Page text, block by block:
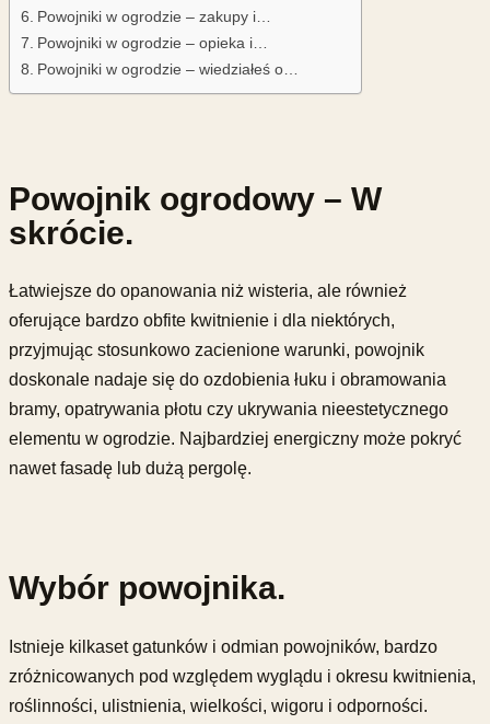
Powojniki w ogrodzie – zakupy i…
Powojniki w ogrodzie – opieka i…
Powojniki w ogrodzie – wiedziałeś o…
Powojnik ogrodowy – W
skrócie.
Łatwiejsze do opanowania niż wisteria, ale również
oferujące bardzo obfite kwitnienie i dla niektórych,
przyjmując stosunkowo zacienione warunki, powojnik
doskonale nadaje się do ozdobienia łuku i obramowania
bramy, opatrywania płotu czy ukrywania nieestetycznego
elementu w ogrodzie. Najbardziej energiczny może pokryć
nawet fasadę lub dużą pergolę.
Wybór powojnika.
Istnieje kilkaset gatunków i odmian powojników, bardzo
zróżnicowanych pod względem wyglądu i okresu kwitnienia,
roślinności, ulistnienia, wielkości, wigoru i odporności.